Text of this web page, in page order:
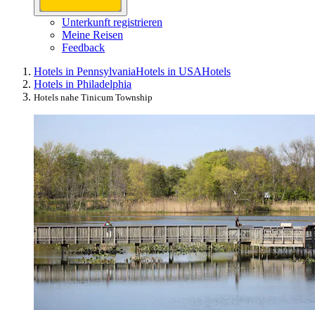
Unterkunft registrieren
Meine Reisen
Feedback
Hotels in PennsylvaniaHotels in USAHotels
Hotels in Philadelphia
Hotels nahe Tinicum Township